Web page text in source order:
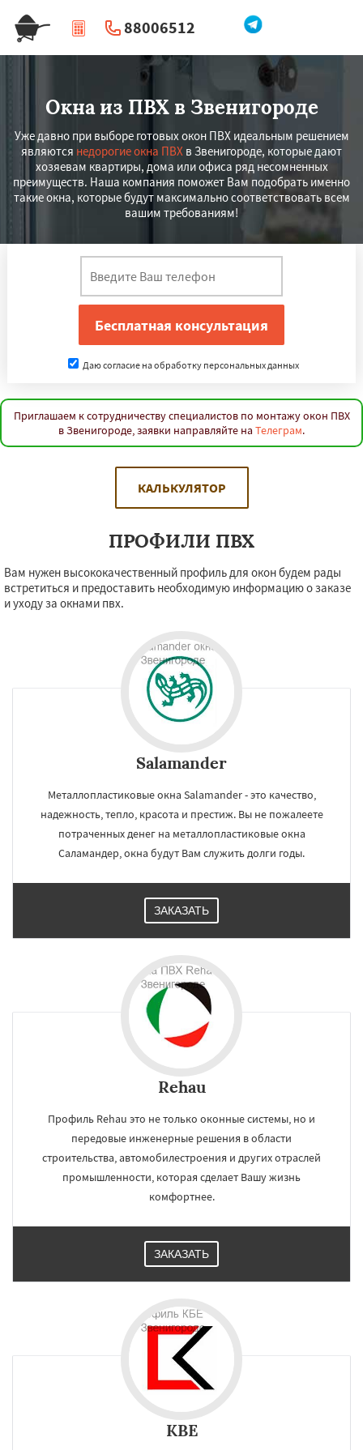
88006512
| Перезвоните мне
Окна из ПВХ в Звенигороде
Уже давно при выборе готовых окон ПВХ идеальным решением
являются недорогие окна ПВХ в Звенигороде, которые дают
хозяевам квартиры, дома или офиса ряд несомненных
преимуществ. Наша компания поможет Вам подобрать именно
такие окна, которые будут максимально соответствовать всем
вашим требованиям!
Даю согласие на обработку персональных данных
Приглашаем к сотрудничеству специалистов по монтажу окон ПВХ
в Звенигороде, заявки направляйте на Телеграм.
КАЛЬКУЛЯТОР
ПРОФИЛИ ПВХ
Вам нужен высококачественный профиль для окон будем рады
встретиться и предоставить необходимую информацию о заказе
и уходу за окнами пвх.
Salamander
Металлопластиковые окна Salamander - это качество,
надежность, тепло, красота и престиж. Вы не пожалеете
потраченных денег на металлопластиковые окна
Саламандер, окна будут Вам служить долги годы.
ЗАКАЗАТЬ
Rehau
Профиль Rehau это не только оконные системы, но и
передовые инженерные решения в области
строительства, автомобилестроения и других отраслей
промышленности, которая сделает Вашу жизнь
комфортнее.
ЗАКАЗАТЬ
KBE